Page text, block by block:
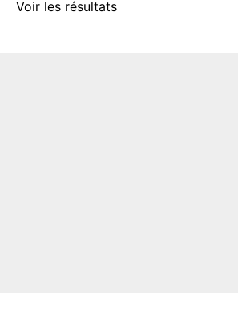
Voir les résultats